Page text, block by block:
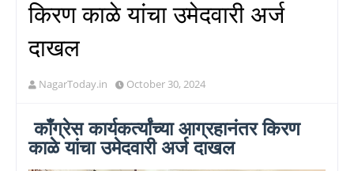
किरण काळे यांचा उमेदवारी अर्ज
दाखल
NagarToday.in October 30, 2024
काँग्रेस कार्यकर्त्यांच्या आग्रहानंतर किरण
काळे यांचा उमेदवारी अर्ज दाखल